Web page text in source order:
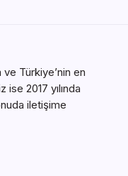
ve Türkiye’nin en
2017 yılında
iletişime